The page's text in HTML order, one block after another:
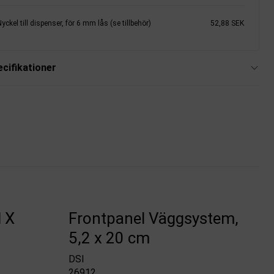
till dispenser, för 6 mm lås (se tillbehör) 52,88 SEK
X
Frontpanel Väggsystem,
5,2 x 20 cm
DSI